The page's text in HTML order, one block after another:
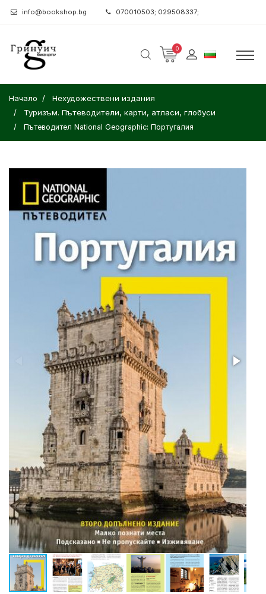
info@bookshop.bg 070010503; 029508337;
0
Начало
Нехудожествени издания
Туризъм. Пътеводители, карти, атласи, глобуси
Пътеводител National Geographic: Португалия